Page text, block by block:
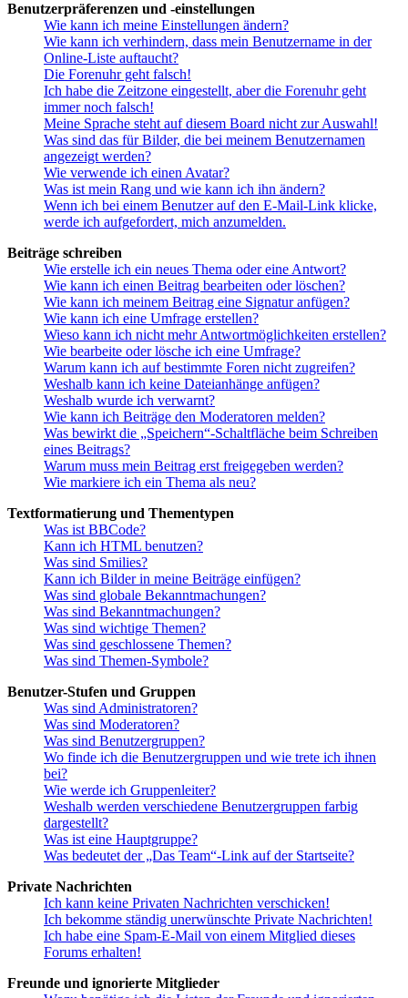
Benutzerpräferenzen und -einstellungen
Wie kann ich meine Einstellungen ändern?
Wie kann ich verhindern, dass mein Benutzername in der
Online-Liste auftaucht?
Die Forenuhr geht falsch!
Ich habe die Zeitzone eingestellt, aber die Forenuhr geht
immer noch falsch!
Meine Sprache steht auf diesem Board nicht zur Auswahl!
Was sind das für Bilder, die bei meinem Benutzernamen
angezeigt werden?
Wie verwende ich einen Avatar?
Was ist mein Rang und wie kann ich ihn ändern?
Wenn ich bei einem Benutzer auf den E-Mail-Link klicke,
werde ich aufgefordert, mich anzumelden.
Beiträge schreiben
Wie erstelle ich ein neues Thema oder eine Antwort?
Wie kann ich einen Beitrag bearbeiten oder löschen?
Wie kann ich meinem Beitrag eine Signatur anfügen?
Wie kann ich eine Umfrage erstellen?
Wieso kann ich nicht mehr Antwortmöglichkeiten erstellen?
Wie bearbeite oder lösche ich eine Umfrage?
Warum kann ich auf bestimmte Foren nicht zugreifen?
Weshalb kann ich keine Dateianhänge anfügen?
Weshalb wurde ich verwarnt?
Wie kann ich Beiträge den Moderatoren melden?
Was bewirkt die „Speichern“-Schaltfläche beim Schreiben
eines Beitrags?
Warum muss mein Beitrag erst freigegeben werden?
Wie markiere ich ein Thema als neu?
Textformatierung und Thementypen
Was ist BBCode?
Kann ich HTML benutzen?
Was sind Smilies?
Kann ich Bilder in meine Beiträge einfügen?
Was sind globale Bekanntmachungen?
Was sind Bekanntmachungen?
Was sind wichtige Themen?
Was sind geschlossene Themen?
Was sind Themen-Symbole?
Benutzer-Stufen und Gruppen
Was sind Administratoren?
Was sind Moderatoren?
Was sind Benutzergruppen?
Wo finde ich die Benutzergruppen und wie trete ich ihnen
bei?
Wie werde ich Gruppenleiter?
Weshalb werden verschiedene Benutzergruppen farbig
dargestellt?
Was ist eine Hauptgruppe?
Was bedeutet der „Das Team“-Link auf der Startseite?
Private Nachrichten
Ich kann keine Privaten Nachrichten verschicken!
Ich bekomme ständig unerwünschte Private Nachrichten!
Ich habe eine Spam-E-Mail von einem Mitglied dieses
Forums erhalten!
Freunde und ignorierte Mitglieder